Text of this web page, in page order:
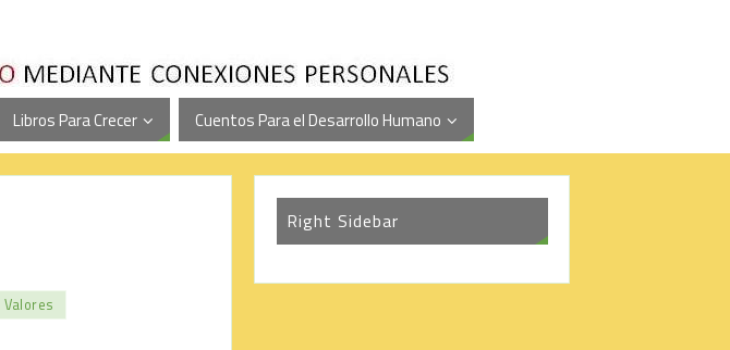
Libros Para Crecer Cuentos Para el Desarrollo Humano
Valores
Right Sidebar